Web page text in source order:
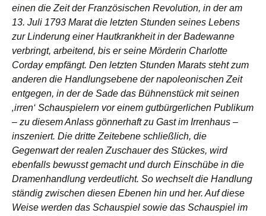
einen die Zeit der Französischen Revolution, in der am
13. Juli 1793 Marat die letzten Stunden seines Lebens
zur Linderung einer Hautkrankheit in der Badewanne
verbringt, arbeitend, bis er seine Mörderin Charlotte
Corday empfängt. Den letzten Stunden Marats steht zum
anderen die Handlungsebene der napoleonischen Zeit
entgegen, in der de Sade das Bühnenstück mit seinen
‚irren‘ Schauspielern vor einem gutbürgerlichen Publikum
– zu diesem Anlass gönnerhaft zu Gast im Irrenhaus –
inszeniert. Die dritte Zeitebene schließlich, die
Gegenwart der realen Zuschauer des Stückes, wird
ebenfalls bewusst gemacht und durch Einschübe in die
Dramenhandlung verdeutlicht. So wechselt die Handlung
ständig zwischen diesen Ebenen hin und her. Auf diese
Weise werden das Schauspiel sowie das Schauspiel im